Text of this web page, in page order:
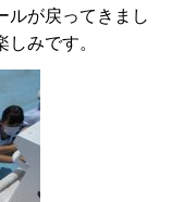
ルが戻ってきまし
みです。